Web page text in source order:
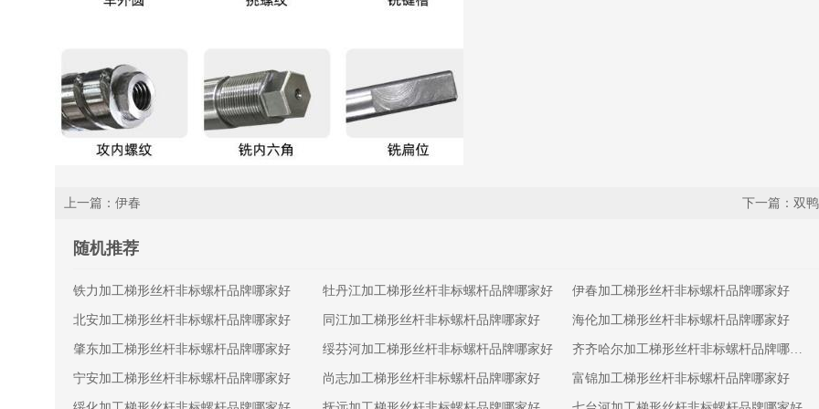
上一篇：伊春 下一篇：双
随机推荐
铁力加工梯形丝杆非标螺杆品牌哪家好 牡丹江加工梯形丝杆非标螺杆品牌哪家好 伊春加工梯形丝杆非标螺杆品牌哪家好
北安加工梯形丝杆非标螺杆品牌哪家好 同江加工梯形丝杆非标螺杆品牌哪家好 海伦加工梯形丝杆非标螺杆品牌哪家好
肇东加工梯形丝杆非标螺杆品牌哪家好 绥芬河加工梯形丝杆非标螺杆品牌哪家好 齐齐哈尔加工梯形丝杆非标螺杆品牌哪家好
宁安加工梯形丝杆非标螺杆品牌哪家好 尚志加工梯形丝杆非标螺杆品牌哪家好 富锦加工梯形丝杆非标螺杆品牌哪家好